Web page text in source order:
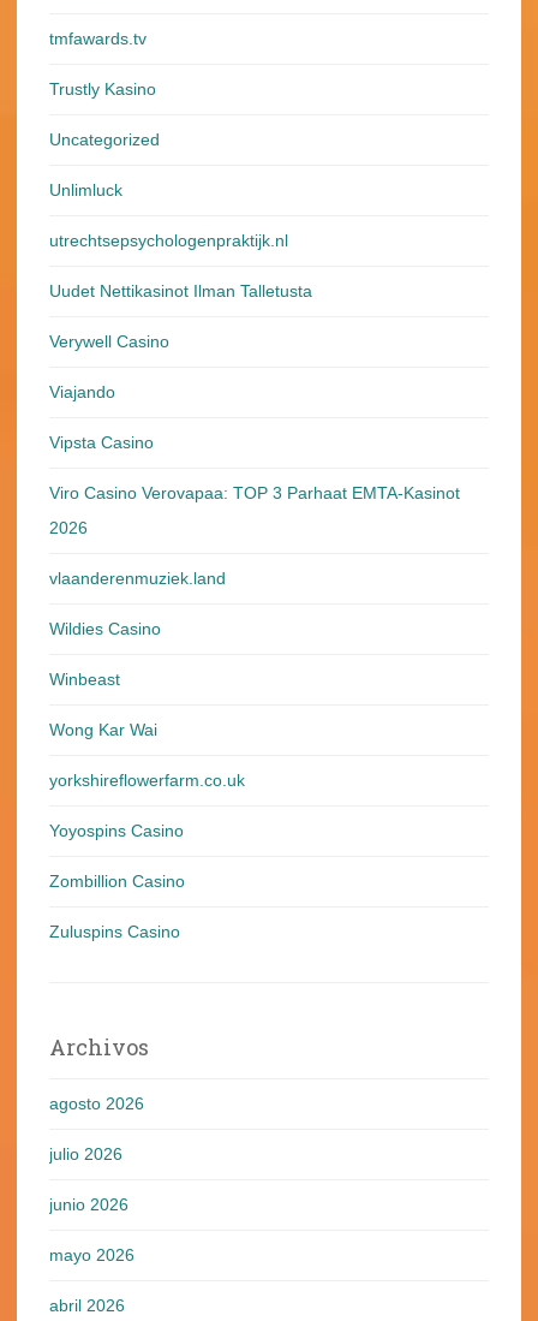
tmfawards.tv
Trustly Kasino
Uncategorized
Unlimluck
utrechtsepsychologenpraktijk.nl
Uudet Nettikasinot Ilman Talletusta
Verywell Casino
Viajando
Vipsta Casino
Viro Casino Verovapaa: TOP 3 Parhaat EMTA-Kasinot
2026
vlaanderenmuziek.land
Wildies Casino
Winbeast
Wong Kar Wai
yorkshireflowerfarm.co.uk
Yoyospins Casino
Zombillion Casino
Zuluspins Casino
Archivos
agosto 2026
julio 2026
junio 2026
mayo 2026
abril 2026